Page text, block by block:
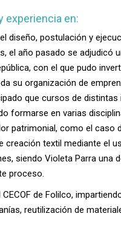
experiencia en:
diseño, postulación y
el año pasado se adjudicó
con el que pudo
su organización de
que cursos de
formarse en varias
patrimonial, como el caso
creación textil mediante el
siendo Violeta Parra una
proceso.
de Folilco,
reutilización de